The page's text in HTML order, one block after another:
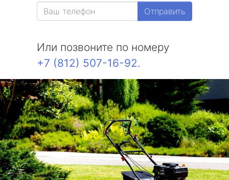
Отправить
Или позвоните по номеру
+7 (812) 507-16-92.